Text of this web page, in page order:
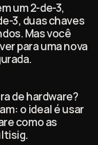
um 2-de-3,
3, duas chaves
Mas você
para uma nova
de hardware?
o ideal é usar
como as